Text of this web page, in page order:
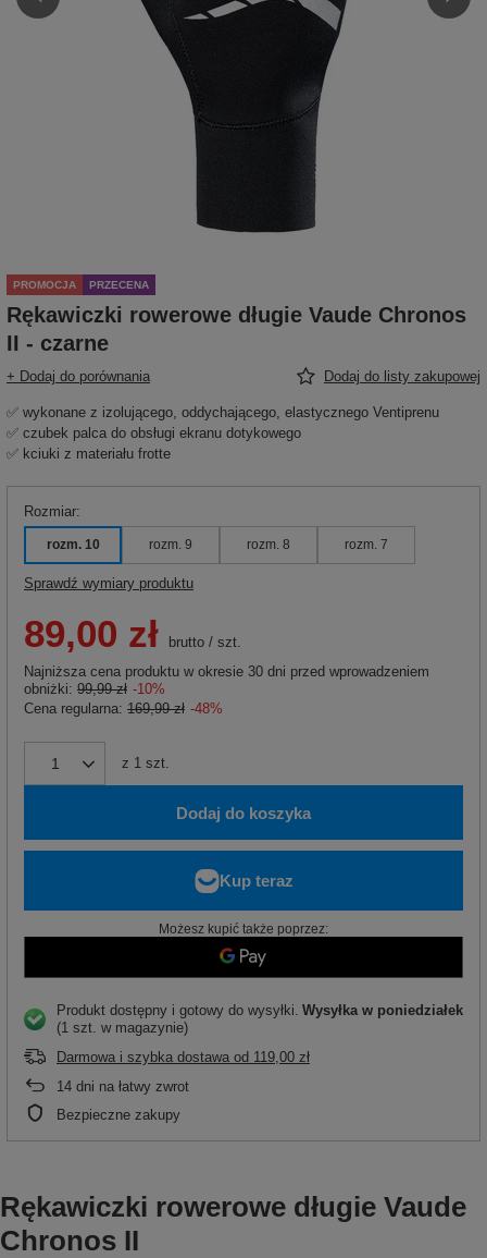
PROMOCJA PRZECENA
Rękawiczki rowerowe długie Vaude Chronos
II - czarne
+ Dodaj do porównania Dodaj do listy zakupowej
✅ wykonane z izolującego, oddychającego, elastycznego Ventiprenu
✅ czubek palca do obsługi ekranu dotykowego
✅ kciuki z materiału frotte
Rozmiar
rozm. 10 rozm. 9 rozm. 8 rozm. 7
Sprawdź wymiary produktu
89,00 zł brutto / szt.
Najniższa cena produktu w okresie 30 dni przed wprowadzeniem
obniżki: 99,99 zł -10%
Cena regularna: 169,99 zł -48%
z 1 szt.
Dodaj do koszyka
Możesz kupić także poprzez:
Produkt dostępny i gotowy do wysyłki Wysyłka w poniedziałek
(1 szt. w magazynie)
Darmowa i szybka dostawa od 119,00 zł
14 dni na łatwy zwrot
Bezpieczne zakupy
Rękawiczki rowerowe długie Vaude
Chronos II